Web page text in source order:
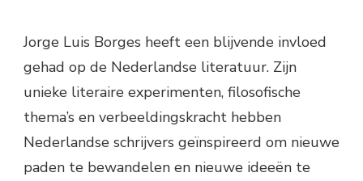
Jorge Luis Borges heeft een blijvende invloed
gehad op de Nederlandse literatuur. Zijn
unieke literaire experimenten, filosofische
thema’s en verbeeldingskracht hebben
Nederlandse schrijvers geïnspireerd om nieuwe
paden te bewandelen en nieuwe ideeën te